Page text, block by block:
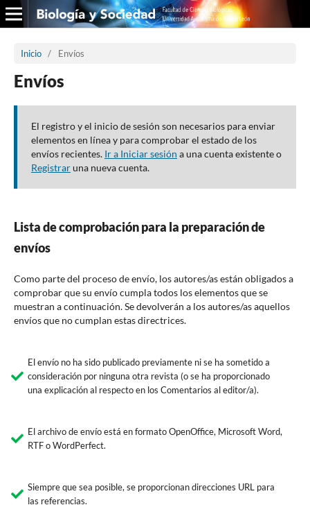
Inicio / Envíos
Envíos
El registro y el inicio de sesión son necesarios para enviar
elementos en línea y para comprobar el estado de los
envíos recientes. Ir a Iniciar sesión a una cuenta existente o
Registraruna nueva cuenta.
Lista de comprobación para la preparación de
envíos
Como parte del proceso de envío, los autores/as están obligados a
comprobar que su envío cumpla todos los elementos que se
muestran a continuación. Se devolverán a los autores/as aquellos
envíos que no cumplan estas directrices.
El envío no ha sido publicado previamente ni se ha sometido a
consideración por ninguna otra revista (o se ha proporcionado
una explicación al respecto en los Comentarios al editor/a).
El archivo de envío está en formato OpenOffice, Microsoft Word,
RTF o WordPerfect.
Siempre que sea posible, se proporcionan direcciones URL para
las referencias.